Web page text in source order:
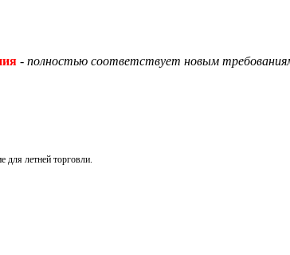
-полностью соответствует новым
для летней торговли.